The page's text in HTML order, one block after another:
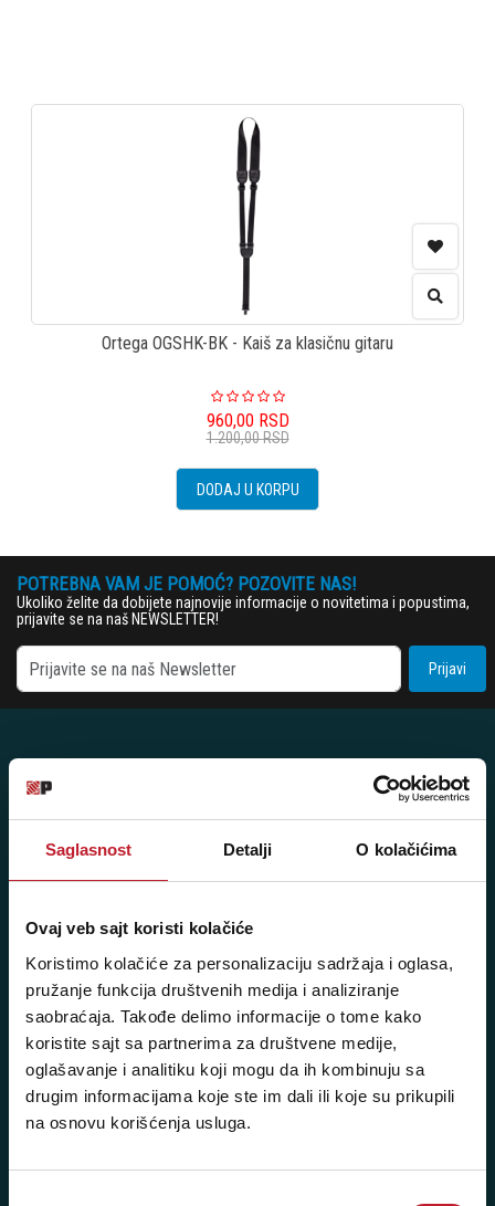
Saglasnost Detalji O kolačićima
Ovaj veb sajt koristi kolačiće
Koristimo kolačiće za personalizaciju sadržaja i oglasa,
pružanje funkcija društvenih medija i analiziranje
saobraćaja. Takođe delimo informacije o tome kako
koristite sajt sa partnerima za društvene medije,
oglašavanje i analitiku koji mogu da ih kombinuju sa
drugim informacijama koje ste im dali ili koje su prikupili
na osnovu korišćenja usluga.
Ortega OGSHK-BK - Kaiš za klasičnu gitaru
960,00 RSD
1.200,00RSD
DODAJ U KORPU
POTREBNA VAM JE POMOĆ? POZOVITE NAS!
Ukoliko želite da dobijete najnovije informacije o novitetima i popustima,
prijavite se na naš NEWSLETTER!
Prijavi
Posetite nas: Svetogorska 9,
11103 Beograd, Srbija
Pišite nam: info@player.rs
Sms/Viber/WhatsApp
060/6470116
NAŠE PRODAVNICE
Beograd - Svetogorska 9